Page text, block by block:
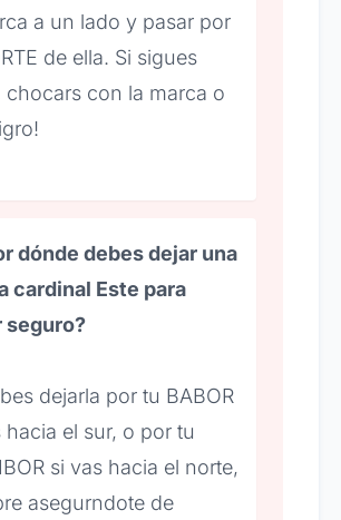
a un lado y pasar por
de ella. Si sigues
chocars con la marca o
dónde debes dejar una
cardinal Este para
seguro?
dejarla por tu BABOR
hacia el sur, o por tu
si vas hacia el norte,
asegurndote de